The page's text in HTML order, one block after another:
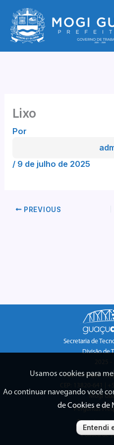
para
conteúdo
Lixo
Por
/ 9 de julho de 2025
PREVIOUS
Rua Henrique
Mogi
Secretaria de
Divisão de
Política de
Perguntas
Encontrou
Usamos cookies para
Ao continuar navegando você
de Cookies e de
Entendi